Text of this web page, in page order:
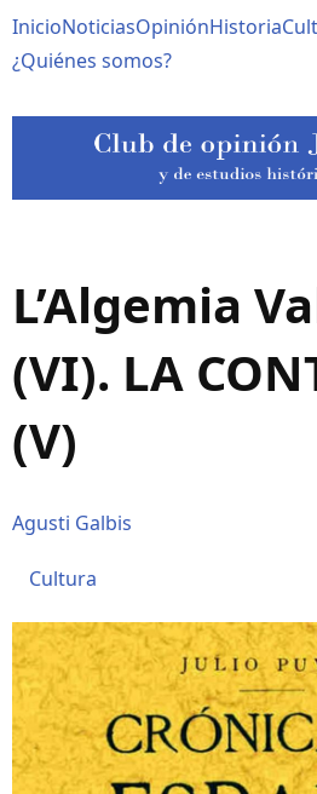
al
contenido
Navegación
principal
InicioNoticiasOpiniónHistoria
¿Quiénes somos?
L’Algemia
(VI). LA
(V)
Agusti Galbis
Cultura